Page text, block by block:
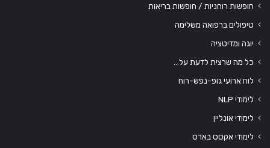
חופשות רוחניות / חופשות בריאות
טיפולים ברפואה משלימה
יוגה ומדיטציה
כל מה שרצית לדעת על…
לוח ארועי גופ-נפש-רוח
לימודי NLP
לימודי אונליין
לימודי אקסס בארס